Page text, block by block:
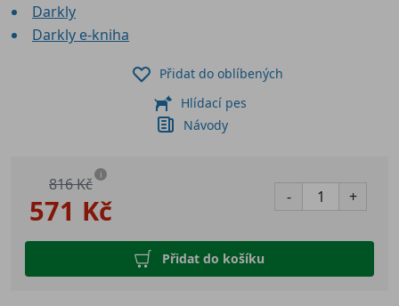
Darkly
Darkly e-kniha
571 Kč
816 Kč i
- +
Přidat do košíku
Přidat do oblíbených
Hlídací pes
Návody